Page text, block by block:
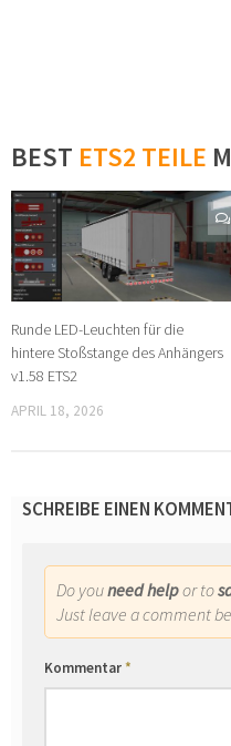
BEST ETS2 TEILE
Runde LED-Leuchten für die
hintere Stoßstange des Anhängers
v1.58 ETS2
APRIL 18, 2026
SCHREIBE EINEN
Do youneed helpor to
Just leave a comment
Kommentar*